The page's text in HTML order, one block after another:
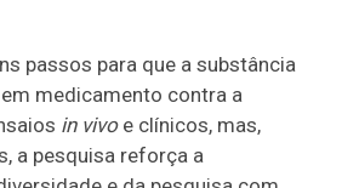
passos para que a substância
medicamento contra a
in vivoe clínicos, mas,
a pesquisa reforça a